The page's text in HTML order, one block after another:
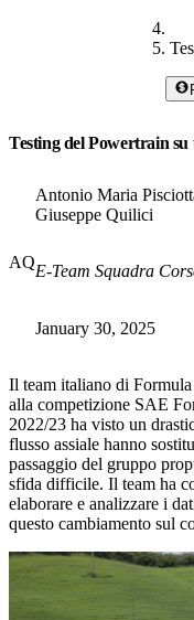
Testing del Powertrain
AQ
Antonio Maria
Giuseppe Quilici
E-Team Squadra
January 30, 2025
Il team italiano di
alla competizione SAE
2022/23 ha visto un
flusso assiale hanno
passaggio del gruppo
sfida difficile. Il team ha
elaborare e analizzare i
questo cambiamento sul